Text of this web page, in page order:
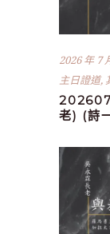
2026 年 7
主日證道,
老) (詩